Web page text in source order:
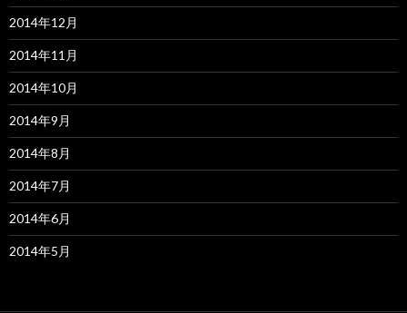
2014年12月
2014年11月
2014年10月
2014年9月
2014年8月
2014年7月
2014年6月
2014年5月